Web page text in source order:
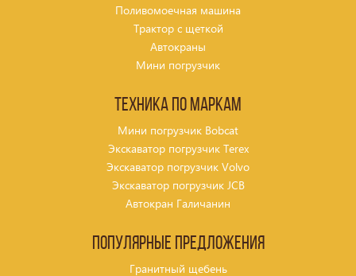
Поливомоечная машина
Трактор с щеткой
Автокраны
Мини погрузчик
Техника по маркам
Мини погрузчик Bobcat
Экскаватор погрузчик Terex
Экскаватор погрузчик Volvo
Экскаватор погрузчик JCB
Автокран Галичанин
Популярные предложения
Гранитный щебень